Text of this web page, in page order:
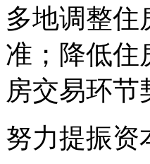
多地调整住
准；降低住
房交易环
努力提振